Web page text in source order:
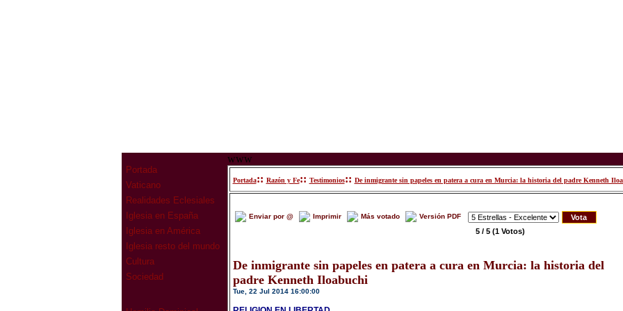
Portada
Vaticano
Realidades Eclesiales
Iglesia en España
Iglesia en América
Iglesia resto del mundo
Cultura
Sociedad
www
Portada:: Razón y Fe:: Testimonios:: De inmigrante sin papeles en patera a cura en Murcia: la historia del padre Kenneth
Enviar por @ Imprimir Más votado Versión PDF
5 / 5 (1 Votos)
De inmigrante sin papeles en patera a cura en Murcia: la historia del
padre Kenneth Iloabuchi
Tue, 22 Jul 2014 16:00:00